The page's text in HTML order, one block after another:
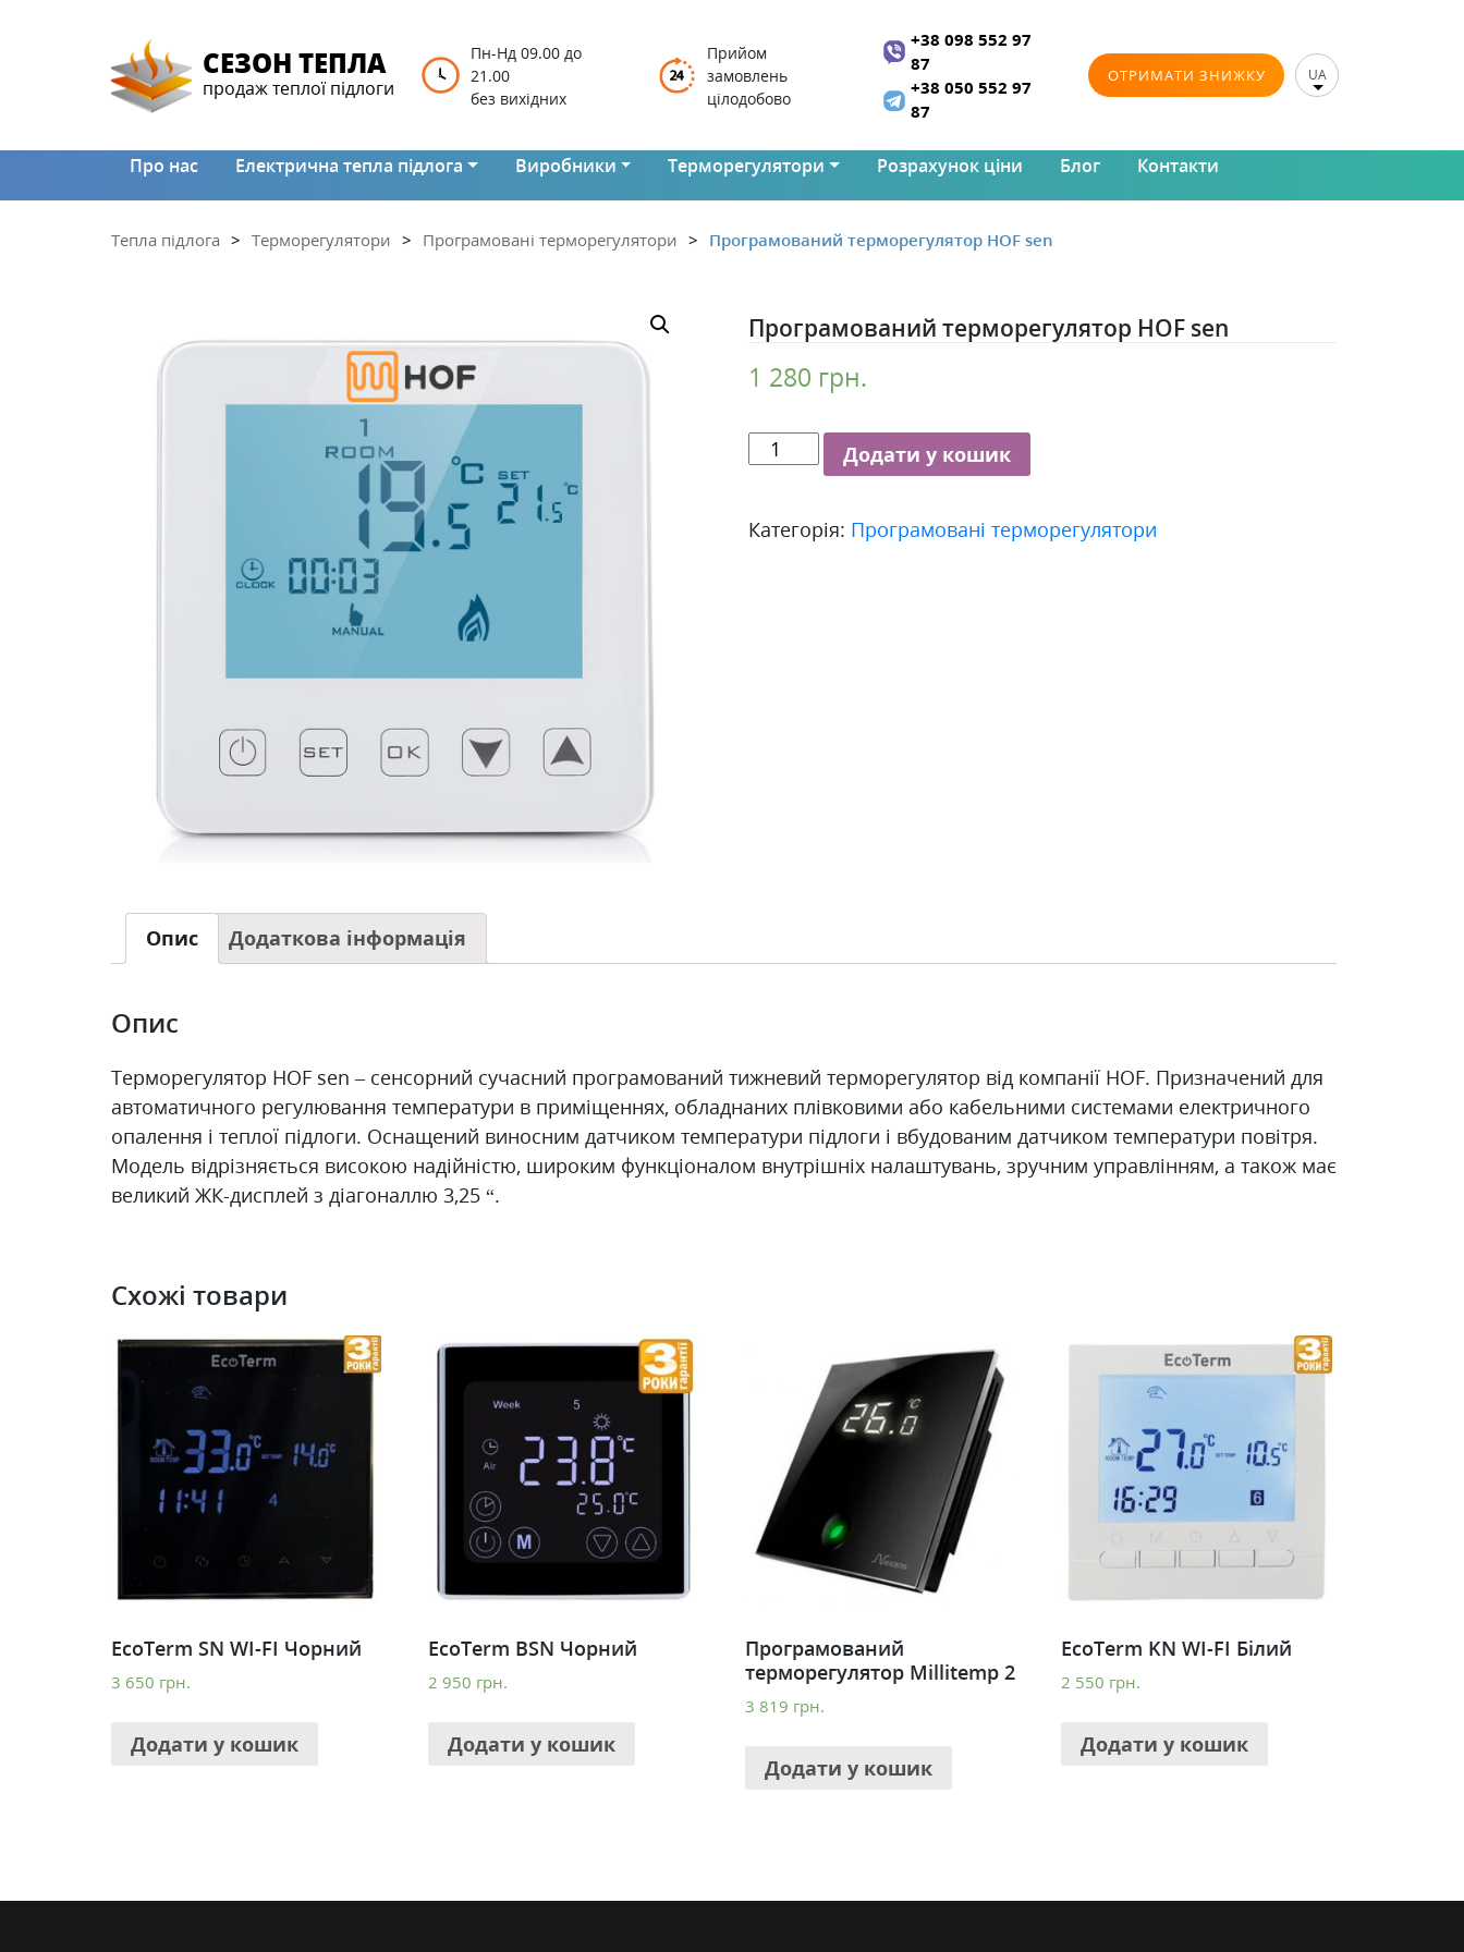
СЕЗОН ТЕПЛА
продаж теплої підлоги
Пн-Нд 09.00 до
21.00
без вихідних
Прийом
замовлень
цілодобово
+38 098 552 97
87
+38 050 552 97
87
ОТРИМАТИ ЗНИЖКУ UA
Про нас Електрична тепла підлога Виробники Терморегулятори Розрахунок ціни Блог Контакти
Тепла підлога Терморегулятори Програмовані терморегулятори Програмований терморегулятор HOF sen
Програмований терморегулятор HOF sen
1 280 грн.
Програмований
терморегулятор
sen
Додати у кошик
Категорія: Програмовані терморегулятори
Опис Додаткова інформація
Опис
Терморегулятор HOF sen – сенсорний сучасний програмований тижневий терморегулятор від компанії HOF. Призначений для
автоматичного регулювання температури в приміщеннях, обладнаних плівковими або кабельними системами електричного
опалення і теплої підлоги. Оснащений виносним датчиком температури підлоги і вбудованим датчиком температури повітря.
Модель відрізняється високою надійністю, широким функціоналом внутрішніх налаштувань, зручним управлінням, а також має
великий ЖК-дисплей з діагоналлю 3,25 “.
Схожі товари
EcoTerm SN WI-FI Чорний
3 650 грн.
Додати у кошик
EcoTerm BSN Чорний
2 950 грн.
Додати у кошик
Програмований
терморегулятор Millitemp 2
3 819 грн.
Додати у кошик
EcoTerm KN WI-FI Білий
2 550 грн.
Додати у кошик